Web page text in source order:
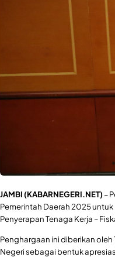
JAMBI (KABARNEGERI.NET)–
Pemerintah Daerah 2025
Penyerapan Tenaga Kerja –
Penghargaan ini diberikan
Negeri sebagai bentuk